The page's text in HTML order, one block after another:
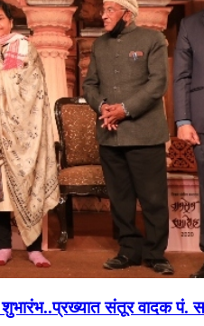
शुभारंभ..प्रख्यात संतूर वादक